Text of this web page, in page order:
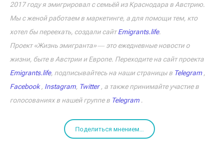
2017 году я эмигрировал с семьёй из Краснодара в Австрию.
Мы с женой работаем в маркетинге, а для помощи тем, кто
хотел бы переехать, создали сайтEmigrants.life.
Проект «Жизнь эмигранта» ― это ежедневные новости о
жизни, быте в Австрии и Европе. Переходите на сайт проекта
Emigrants.life, подписывайтесь на наши страницы в Telegram,
Facebook, Instagram, Twitter, а также принимайте участие в
голосованиях в нашей группе в Telegram.
Поделиться мнением...